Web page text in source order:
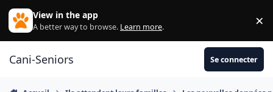
Aller au contenu
View in the app
A better way to browse. Learn more. ×
Cani-Seniors Se connecter